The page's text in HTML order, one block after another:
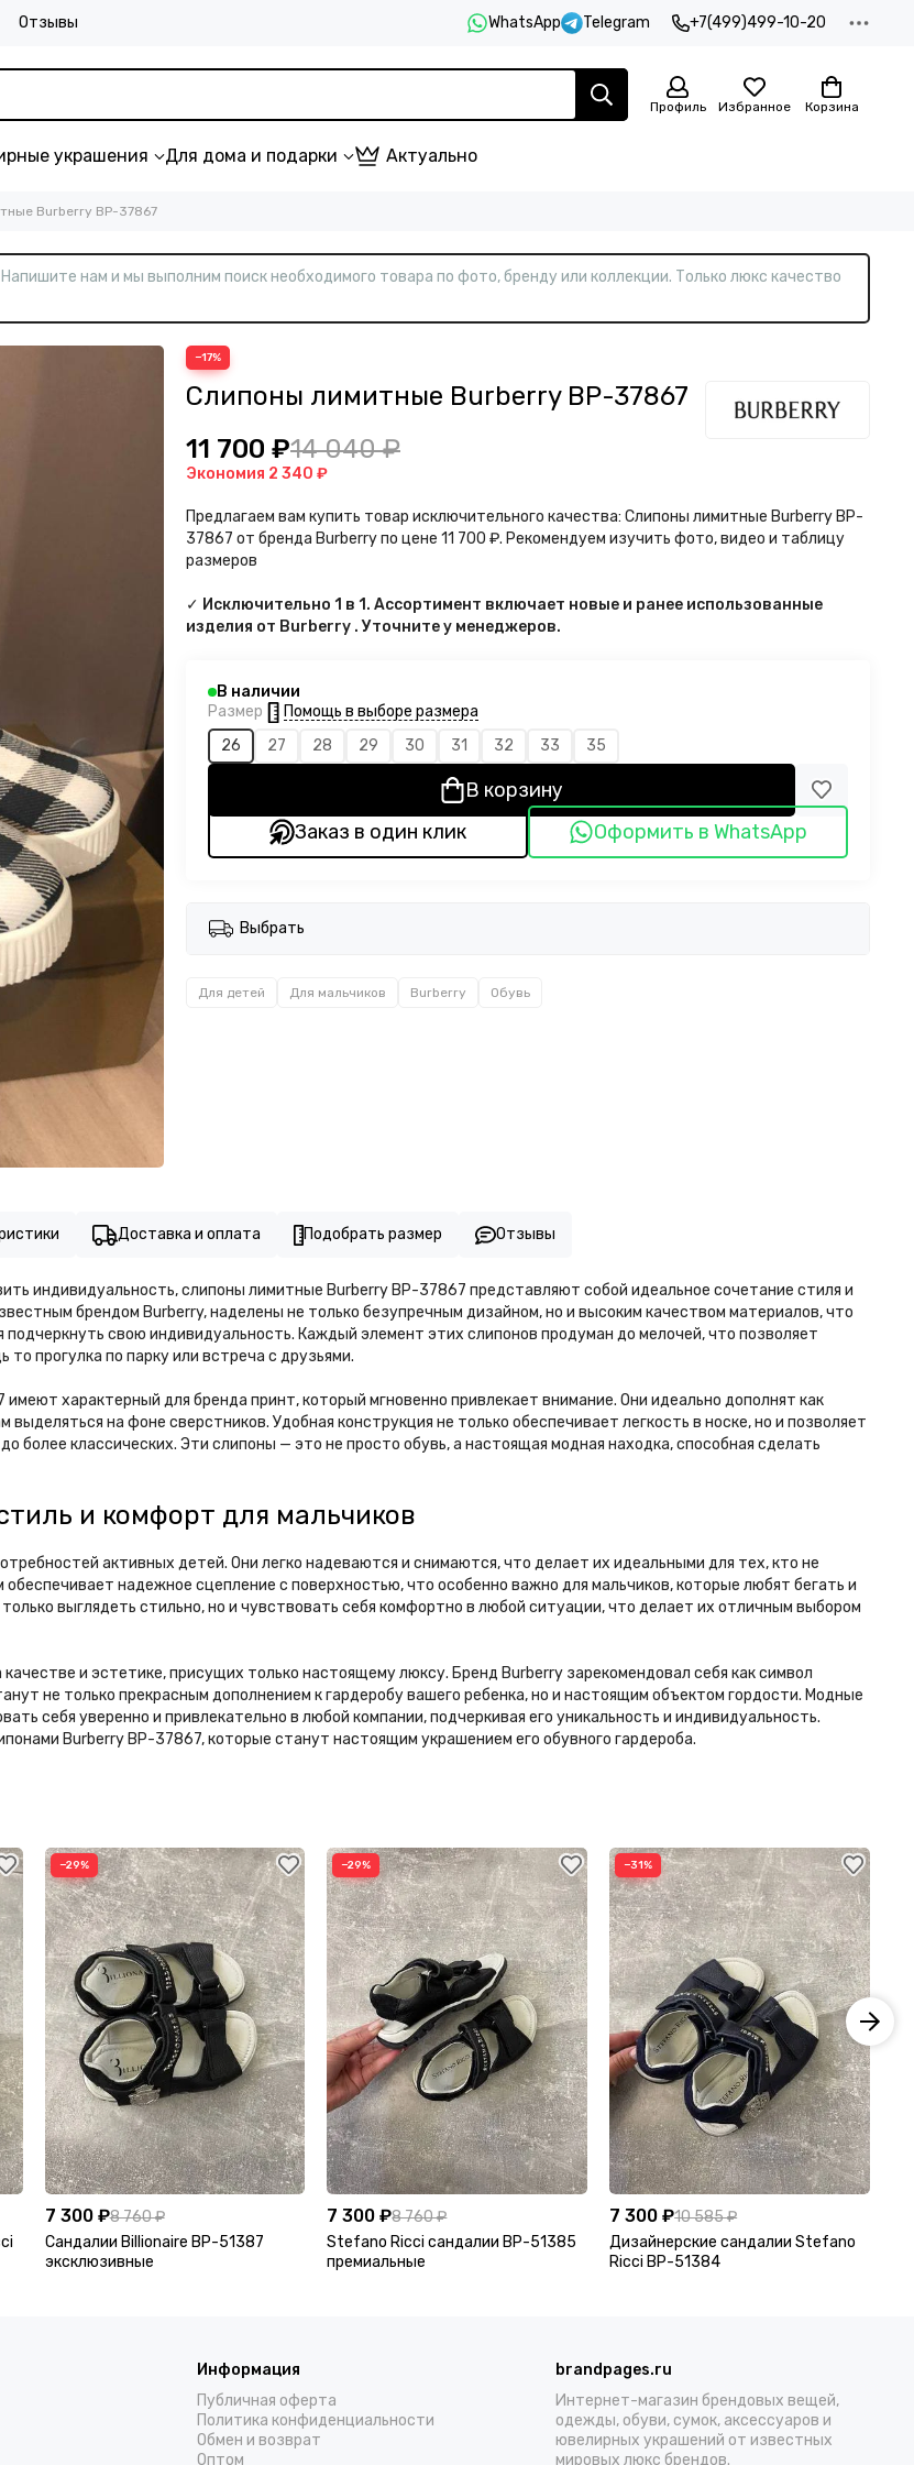
Отзывы WhatsApp Telegram +7(499)499-10-20
Профиль Избранное Корзина
украшения Для дома и подарки Актуально
Burberry BP-37867
нам и мы выполним поиск необходимого товара по фото, бренду или коллекции. Только люкс качество
−17%
Слипоны лимитные Burberry BP-37867
11 700 ₽14 040 ₽
Экономия 2 340 ₽
Предлагаем вам купить товар исключительного качества: Слипоны лимитные Burberry BP-
37867 от бренда Burberry по цене 11 700 ₽. Рекомендуем изучить фото, видео и таблицу
размеров
✓ Исключительно 1 в 1. Ассортимент включает новые и ранее использованные
изделия от Burberry . Уточните у менеджеров.
В наличии
Размер
Помощь в выборе размера
26
27 28 29 30 31 32 33 35
В корзину
Заказ в один клик
Оформить в WhatsApp
Выбрать
Для детей Для мальчиков Burberry Обувь
Доставка и оплата Подобрать размер Отзывы
индивидуальность, слипоны лимитные Burberry BP-37867 представляют собой идеальное сочетание стиля и
брендом Burberry, наделены не только безупречным дизайном, но и высоким качеством материалов, что
свою индивидуальность. Каждый элемент этих слипонов продуман до мелочей, что позволяет
прогулка по парку или встреча с друзьями.
характерный для бренда принт, который мгновенно привлекает внимание. Они идеально дополнят как
на фоне сверстников. Удобная конструкция не только обеспечивает легкость в носке, но и позволяет
более классических. Эти слипоны — это не просто обувь, а настоящая модная находка, способная сделать
и комфорт для мальчиков
активных детей. Они легко надеваются и снимаются, что делает их идеальными для тех, кто не
надежное сцепление с поверхностью, что особенно важно для мальчиков, которые любят бегать и
выглядеть стильно, но и чувствовать себя комфортно в любой ситуации, что делает их отличным выбором
и эстетике, присущих только настоящему люксу. Бренд Burberry зарекомендовал себя как символ
не только прекрасным дополнением к гардеробу вашего ребенка, но и настоящим объектом гордости. Модные
себя уверенно и привлекательно в любой компании, подчеркивая его уникальность и индивидуальность.
Burberry BP-37867, которые станут настоящим украшением его обувного гардероба.
−29%
7 300 ₽8 760 ₽
Сандалии Billionaire BP-51387
эксклюзивные
−29%
7 300 ₽8 760 ₽
Stefano Ricci сандалии BP-51385
премиальные
−31%
7 300 ₽10 585 ₽
Дизайнерские сандалии Stefano
Ricci BP-51384
Информация
Публичная оферта
Политика конфиденциальности
Обмен и возврат
Оптом
brandpages.ru
Интернет-магазин брендовых вещей,
одежды, обуви, сумок, аксессуаров и
ювелирных украшений от известных
мировых люкс брендов.